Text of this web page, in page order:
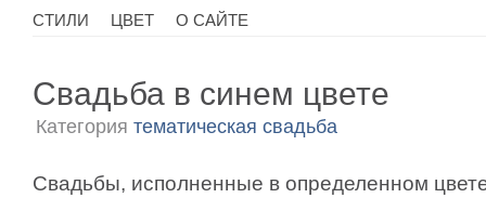
CТИЛИ
ЦВЕТ О САЙТЕ
Свадьба в синем цвете
Категория тематическая свадьба
Свадьбы, исполненные в определенном